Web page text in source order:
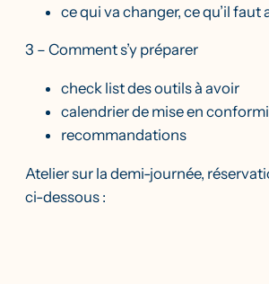
ce qui va changer, ce qu’il faut
3 – Comment s’y préparer
check list des outils à avoir
calendrier de mise en
recommandations
Atelier sur la demi-journée,
ci-dessous :